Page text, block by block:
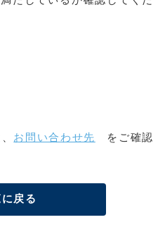
お問い合わせ先
をご確認
戻る